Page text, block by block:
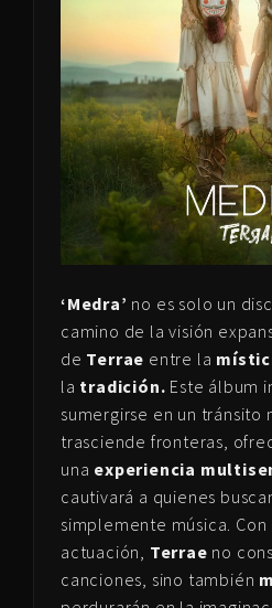
‘Medra’ no es solo un
camino de la visión
de Terrae entre la
la tradición. Este álbum
sumergirse en un tránsito
trasciende fronteras,
una experiencia
cautivará a quienes
simplemente música.
actuación, Terrae no
canciones, sino también